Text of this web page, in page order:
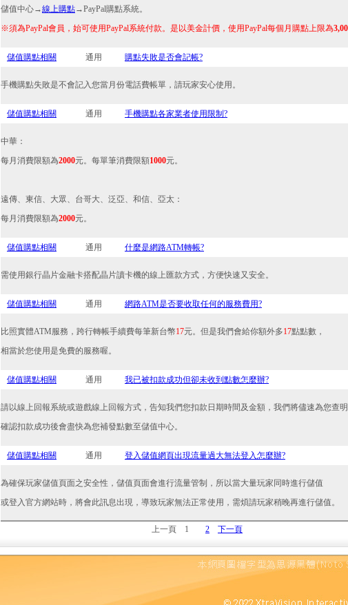
儲值中心→線上購點→PayPal購點系統。
※須為PayPal會員，始可使用PayPal系統付款。是以美金計價，使用PayPal每個月購點上限為
儲值購點相關 通用 購點失敗是否會記帳?
手機購點失敗是不會記入您當月份電話費帳單，請玩家安心使用。
儲值購點相關 通用 手機購點各家業者使用限制?
中華：
每月消費限額為2000元。每單筆消費限額1000元。
遠傳、東信、大眾、台哥大、泛亞、和信、亞太：
每月消費限額為2000元。
儲值購點相關 通用 什麼是網路ATM轉帳?
需使用銀行晶片金融卡搭配晶片讀卡機的線上匯款方式，方便快速又安全。
儲值購點相關 通用 網路ATM是否要收取任何的服務費用?
比照實體ATM服務，跨行轉帳手續費每筆新台幣17元。但是我們會給你額外多17點點數，
相當於您使用是免費的服務喔。
儲值購點相關 通用 我已被扣款成功但卻未收到點數怎麼辦?
請以線上回報系統或遊戲線上回報方式，告知我們您扣款日期時間及金額，我們將儘速為您查明
確認扣款成功後會盡快為您補發點數至儲值中心。
儲值購點相關 通用 登入儲值網頁出現流量過大無法登入怎麼辦?
為確保玩家儲值頁面之安全性，儲值頁面會進行流量管制，所以當大量玩家同時進行儲值
或登入官方網站時，將會此訊息出現，導致玩家無法正常使用，需煩請玩家稍晚再進行儲值。
上一頁 1 2 下一頁